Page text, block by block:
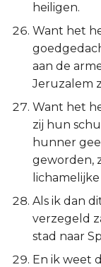
heiligen.
Want het
aan de
Jeruzalem
Want het
zij hun
hunner
geworden,
Als ik dan
verzegeld
stad naar
En ik weet